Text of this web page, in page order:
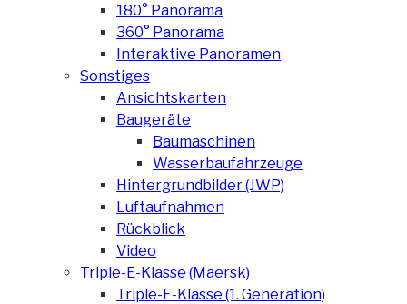
180° Panorama
360° Panorama
Interaktive Panoramen
Sonstiges
Ansichtskarten
Baugeräte
Baumaschinen
Wasserbaufahrzeuge
Hintergrundbilder (JWP)
Luftaufnahmen
Rückblick
Video
Triple-E-Klasse (Maersk)
Triple-E-Klasse (1. Generation)